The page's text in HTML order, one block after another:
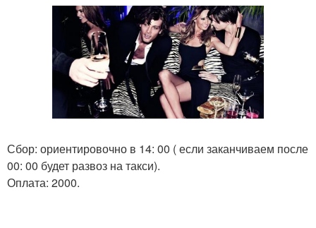
Сбор: ориентировочно в 14: 00 ( если заканчиваем после
00: 00 будет развоз на такси).
Оплата: 2000.